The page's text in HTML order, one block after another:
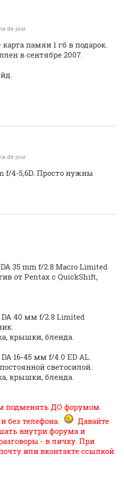
de jour
памяи 1 гб в подарок.
в сентябре 2007.
de jour
f/4-5,6D. Просто нужны
35 mm f/2.8 Macro Limited
от Pentax c QuickShift,
DA 40 мм f/2.8 Limited
крышки, бленда.
16-45 мм f/4.0 ED AL.
светосилой.
крышки, бленда.
подменять ДО форумом.
без телефона.
Давайте
внутри форума и
- в личку. При
или вконтакте ссылкой.